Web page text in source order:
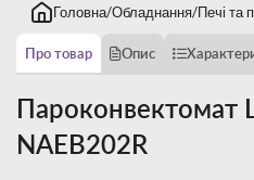
Головна Обладнання Печі та
Про товар Опис
Пароконвектомат
NAEB202R